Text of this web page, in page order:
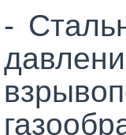
-